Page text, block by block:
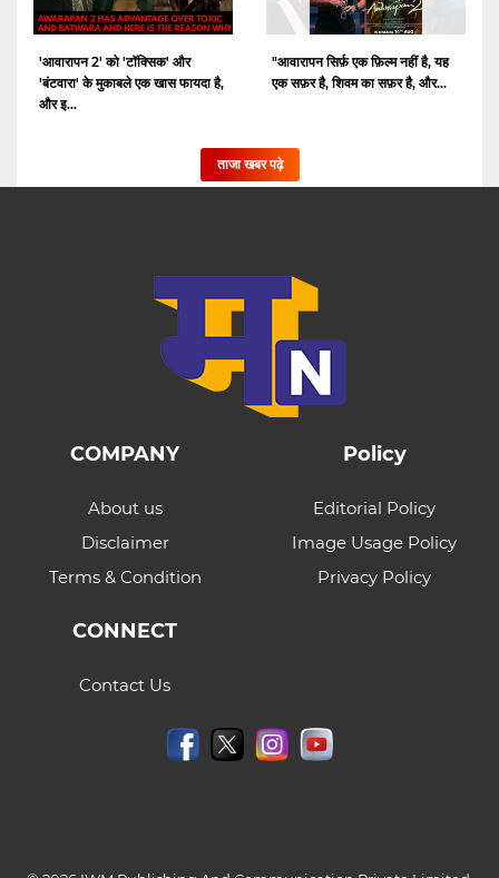
'आवारापन 2' को 'टॉक्सिक' और
'बंटवारा' के मुकाबले एक खास फायदा है,
और इ...
"आवारापन सिर्फ़ एक फ़िल्म नहीं है, यह
एक सफ़र है, शिवम का सफ़र है, और...
ताजा खबर पढ़े
COMPANY
About us
Disclaimer
Terms & Condition
Policy
Editorial Policy
Image Usage Policy
Privacy Policy
CONNECT
Contact Us